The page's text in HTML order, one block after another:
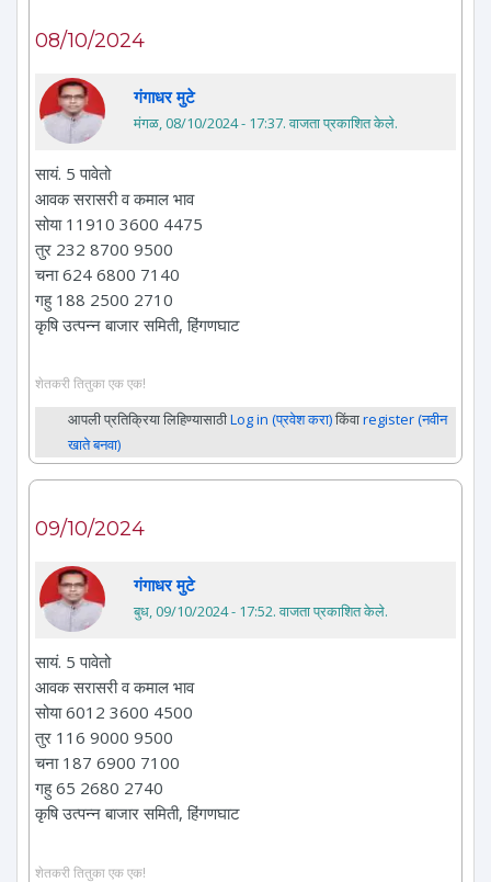
08/10/2024
गंगाधर मुटे
मंगळ, 08/10/2024 - 17:37. वाजता प्रकाशित केले.
सायं. 5 पावेतो
आवक सरासरी व कमाल भाव
सोया 11910 3600 4475
तुर 232 8700 9500
चना 624 6800 7140
गहु 188 2500 2710
कृषि उत्पन्न बाजार समिती, हिंगणघाट
शेतकरी तितुका एक एक!
आपली प्रतिक्रिया लिहिण्यासाठीLog in (प्रवेश करा)किंवाregister (नवीन
खाते बनवा)
09/10/2024
गंगाधर मुटे
बुध, 09/10/2024 - 17:52. वाजता प्रकाशित केले.
सायं. 5 पावेतो
आवक सरासरी व कमाल भाव
सोया 6012 3600 4500
तुर 116 9000 9500
चना 187 6900 7100
गहु 65 2680 2740
कृषि उत्पन्न बाजार समिती, हिंगणघाट
शेतकरी तितुका एक एक!